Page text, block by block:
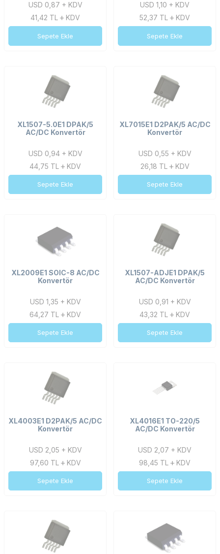
USD 0,87 + KDV
41,42 TL KDV
Sepete Ekle
USD 1,10 + KDV
52,37 TL KDV
Sepete Ekle
XL1507-5.0E1 DPAK/5
AC/DC Konvertör
USD 0,94 + KDV
44,75 TL KDV
Sepete Ekle
XL7015E1 D2PAK/5 AC/DC
Konvertör
USD 0,55 + KDV
26,18 TL KDV
Sepete Ekle
XL2009E1 SOIC-8 AC/DC
Konvertör
USD 1,35 + KDV
64,27 TL KDV
Sepete Ekle
XL1507-ADJE1 DPAK/5
AC/DC Konvertör
USD 0,91 + KDV
43,32 TL KDV
Sepete Ekle
XL4003E1 D2PAK/5 AC/DC
Konvertör
USD 2,05 + KDV
97,60 TL KDV
Sepete Ekle
XL4016E1 TO-220/5
AC/DC Konvertör
USD 2,07 + KDV
98,45 TL KDV
Sepete Ekle